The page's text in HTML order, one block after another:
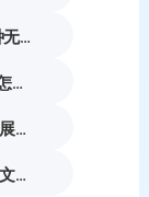
PS怎么修改图片上的文字？3种无痕改字方法，新手也能搞定
PS放大缩小快捷键是什么？ps怎么把图片拉大拉小？
AI高级溶图 | 模特佩戴项链案例展示
AI高级修图 | 一键修改海报中的文字